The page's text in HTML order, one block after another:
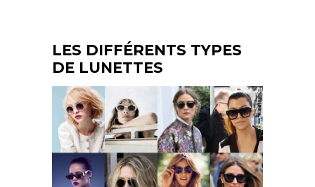
LES DIFFÉRENTS TYPES
DE LUNETTES